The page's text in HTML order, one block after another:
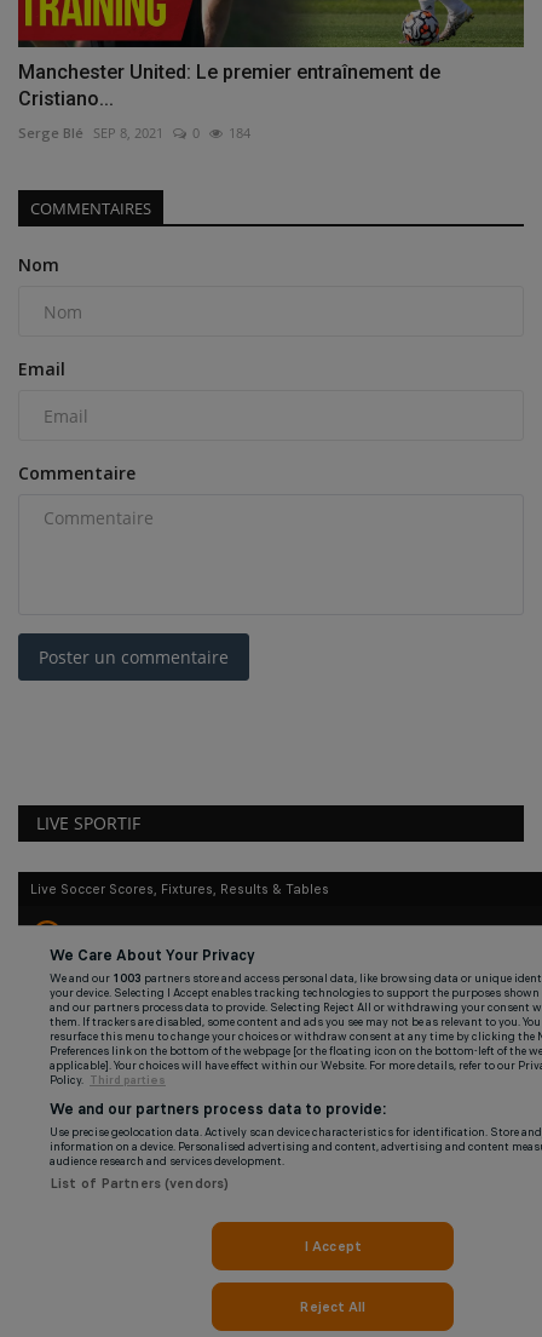
Manchester United: Le premier entraînement de
Cristiano...
Serge Blé SEP 8, 2021 0 184
COMMENTAIRES
Nom
Email
Commentaire
Poster un commentaire
LIVE SPORTIF